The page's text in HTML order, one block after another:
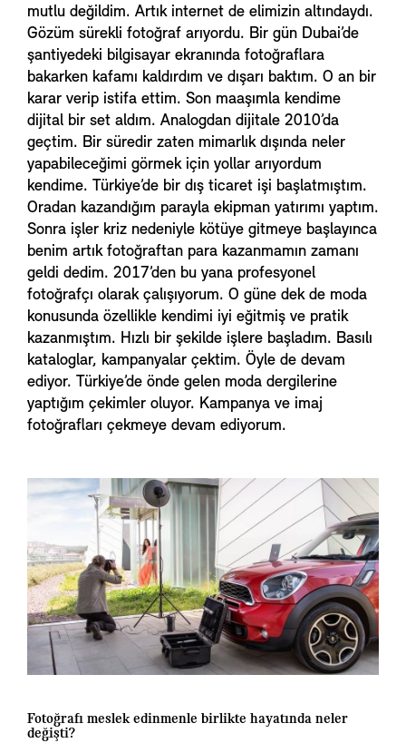
mutlu değildim. Artık internet de elimizin altındaydı.
Gözüm sürekli fotoğraf arıyordu. Bir gün Dubai’de
şantiyedeki bilgisayar ekranında fotoğraflara
bakarken kafamı kaldırdım ve dışarı baktım. O an bir
karar verip istifa ettim. Son maaşımla kendime
dijital bir set aldım. Analogdan dijitale 2010’da
geçtim. Bir süredir zaten mimarlık dışında neler
yapabileceğimi görmek için yollar arıyordum
kendime. Türkiye’de bir dış ticaret işi başlatmıştım.
Oradan kazandığım parayla ekipman yatırımı yaptım.
Sonra işler kriz nedeniyle kötüye gitmeye başlayınca
benim artık fotoğraftan para kazanmamın zamanı
geldi dedim. 2017’den bu yana profesyonel
fotoğrafçı olarak çalışıyorum. O güne dek de moda
konusunda özellikle kendimi iyi eğitmiş ve pratik
kazanmıştım. Hızlı bir şekilde işlere başladım. Basılı
kataloglar, kampanyalar çektim. Öyle de devam
ediyor. Türkiye’de önde gelen moda dergilerine
yaptığım çekimler oluyor. Kampanya ve imaj
fotoğrafları çekmeye devam ediyorum.
Fotoğrafı meslek edinmenle birlikte hayatında neler
değişti?